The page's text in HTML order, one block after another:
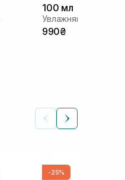
100 мл
990₴
-25%